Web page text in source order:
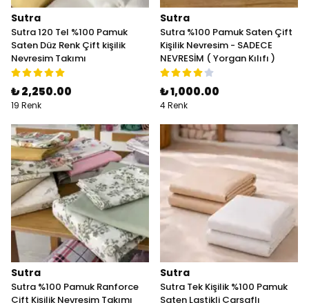
Sutra
Sutra 120 Tel %100 Pamuk
Saten Düz Renk Çift kişilik
Nevresim Takımı
₺ 2,250.00
19 Renk
Sutra
Sutra %100 Pamuk Saten Çift
Kişilik Nevresim - SADECE
NEVRESİM ( Yorgan Kılıfı )
₺ 1,000.00
4 Renk
Sutra
Sutra %100 Pamuk Ranforce
Çift Kişilik Nevresim Takımı
Sutra
Sutra Tek Kişilik %100 Pamuk
Saten Lastikli Çarşaflı